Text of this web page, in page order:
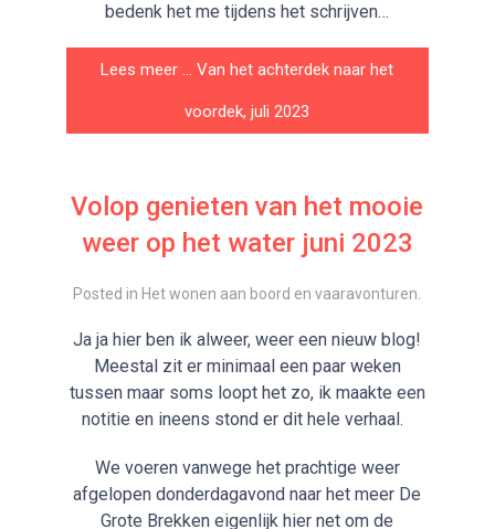
bedenk het me tijdens het schrijven…
Lees meer … Van het achterdek naar het
voordek, juli 2023
Volop genieten van het mooie
weer op het water juni 2023
Posted in Het wonen aan boord en vaaravonturen.
Ja ja hier ben ik alweer, weer een nieuw blog!
Meestal zit er minimaal een paar weken
tussen maar soms loopt het zo, ik maakte een
notitie en ineens stond er dit hele verhaal.
We voeren vanwege het prachtige weer
afgelopen donderdagavond naar het meer De
Grote Brekken eigenlijk hier net om de